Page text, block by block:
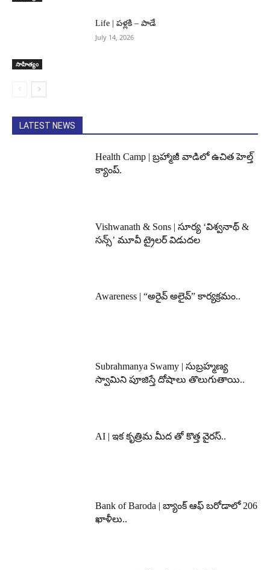
సాహిత్యం
Life | పళ్లకి – పాడే
July 14, 2026
LATEST NEWS
Health Camp | బ్రహ్మాజీ వాడిలో ఉచిత హెల్త్
క్యాంప్.
Vishwanath & Sons | సూర్య ‘విశ్వనాథ్ &
సన్స్’ మూవీ ట్రైలర్ విడుదల
Awareness | “అరైవ్ అలైవ్” కార్యక్రమం..
Subrahmanya Swamy | సుబ్రహ్మణ్య
స్వామిని పూజిస్తే దోషాలు తొలుగుతాయి..
AI | ఇక కృత్రిమ మీద తో కొత్త వైరస్..
Bank of Baroda | బ్యాంక్‌ ఆఫ్‌ బరోడాలో 206
ఖాళీలు..